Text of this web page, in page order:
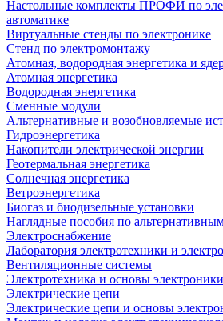
Настольные комплекты ПРОФИ по
автоматике
Виртуальные стенды по электронике
Стенд по электромонтажу
Атомная, водородная энергетика и
Атомная энергетика
Водородная энергетика
Сменные модули
Альтернативные и возобновляемые
Гидроэнергетика
Накопители электрической энергии
Геотермальная энергетика
Солнечная энергетика
Ветроэнергетика
Биогаз и биодизельные установки
Наглядные пособия по
Электроснабжение
Лаборатория электротехники и
Вентиляционные системы
Электротехника и основы электроники
Электрические цепи
Электрические цепи и основы